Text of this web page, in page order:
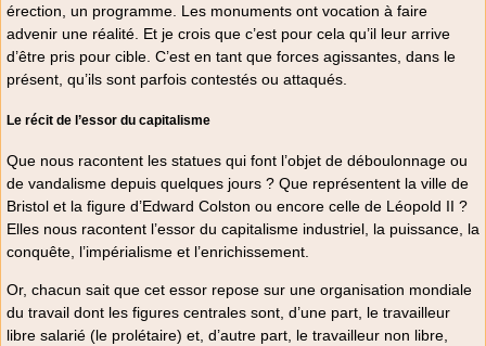
érection, un programme. Les monuments ont vocation à faire
advenir une réalité. Et je crois que c’est pour cela qu’il leur arrive
d’être pris pour cible. C’est en tant que forces agissantes, dans le
présent, qu’ils sont parfois contestés ou attaqués.
Le récit de l’essor du capitalisme
Que nous racontent les statues qui font l’objet de déboulonnage ou
de vandalisme depuis quelques jours ? Que représentent la ville de
Bristol et la figure d’Edward Colston ou encore celle de Léopold II ?
Elles nous racontent l’essor du capitalisme industriel, la puissance, la
conquête, l’impérialisme et l’enrichissement.
Or, chacun sait que cet essor repose sur une organisation mondiale
du travail dont les figures centrales sont, d’une part, le travailleur
libre salarié (le prolétaire) et, d’autre part, le travailleur non libre,